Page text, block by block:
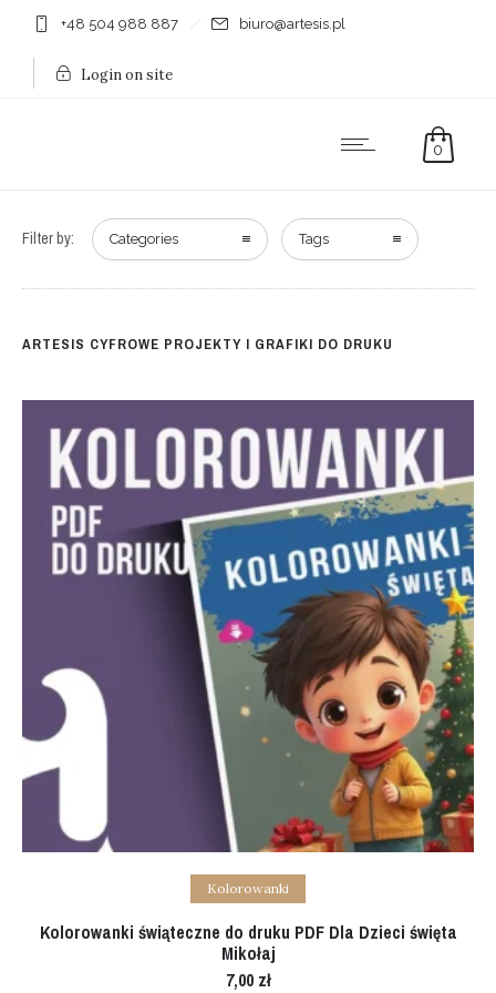
+48 504 988 887 biuro@artesis.pl
Login on site
0
Filter by: Categories Tags
ARTESIS CYFROWE PROJEKTY I GRAFIKI DO DRUKU
Add to cart
Kolorowanki
Kolorowanki świąteczne do druku PDF Dla Dzieci święta
Mikołaj
7,00 zł